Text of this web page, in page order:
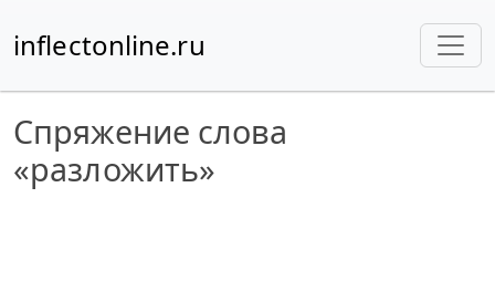
inflectonline.ru
Спряжение слова
«разложить»